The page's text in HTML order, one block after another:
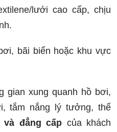
lưới cao cấp, chịu
bãi biển hoặc khu vực
gian xung quanh hồ bơi,
tắm nắng lý tưởng, thể
và đẳng cấp của khách